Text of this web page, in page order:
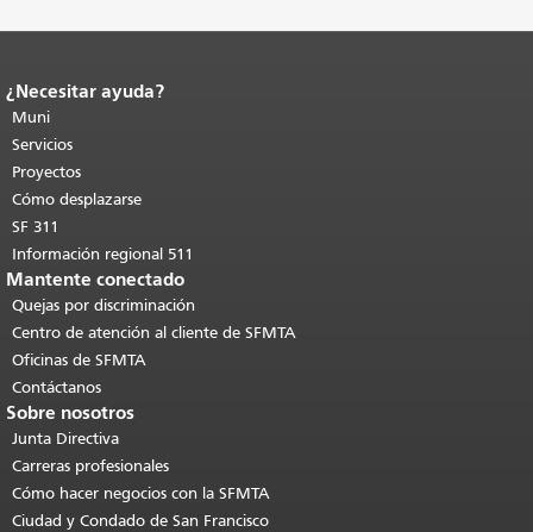
Fin del contenido de la página.
de esta página se repite en todas las
páginas.Volver al principio del
contenido principal
¿Necesitar ayuda?
Muni
Servicios
Proyectos
Cómo desplazarse
SF 311
Información regional 511
Mantente conectado
Quejas por discriminación
Centro de atención al cliente de SFMTA
Oficinas de SFMTA
Contáctanos
Sobre nosotros
Junta Directiva
Carreras profesionales
Cómo hacer negocios con la SFMTA
Ciudad y Condado de San Francisco